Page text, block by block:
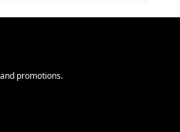
promotions.